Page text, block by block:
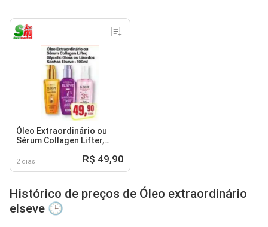
Óleo Extraordinário ou
Sérum Collagen Lifter,
Sonhos Elseve
2 dias R$ 49,90
Histórico de preços de Óleo extraordinário
elseve 🕒